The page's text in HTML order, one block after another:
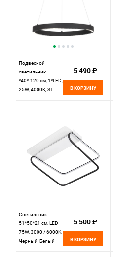
Подвесной
светильник
*40*-120 см, 1*LED,
25W, 4000K, ST-
5 490 ₽
В КОРЗИНУ
Светильник
51*50*21 см, LED
75W, 3000 / 6000K,
Черный, Белый
5 500 ₽
В КОРЗИНУ